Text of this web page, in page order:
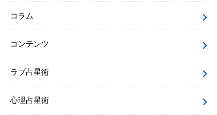
コラム
コンテンツ
ラブ占星術
心理占星術